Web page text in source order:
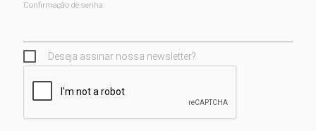
Confirmação de senha:
Deseja assinar nossa newsletter?